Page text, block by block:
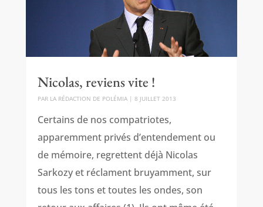
Nicolas, reviens vite !
PAR LA RÉDACTION DE POLÉMIA| 8 JUILLET 2013
Certains de nos compatriotes,
apparemment privés d’entendement ou
de mémoire, regrettent déjà Nicolas
Sarkozy et réclament bruyamment, sur
tous les tons et toutes les ondes, son